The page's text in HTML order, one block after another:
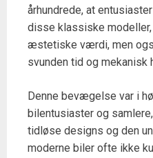
århundrede, at
disse klassiske
æstetiske værdi, men
svunden tid og mekanisk
Denne bevægelse var i
bilentusiaster og
tidløse designs og den
moderne biler ofte ikke